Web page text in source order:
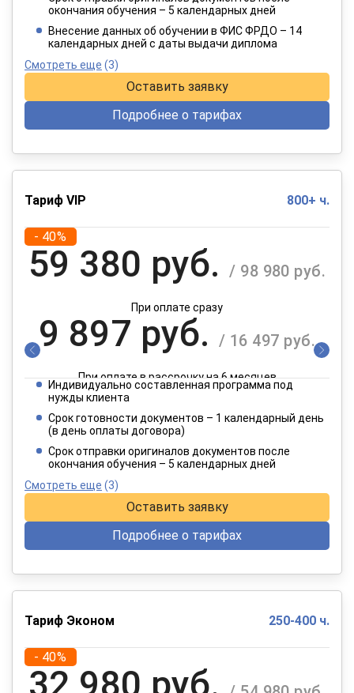
При оплате в рассрочку на 12 месяцев
окончания обучения – 5 календарных дней
Внесение данных об обучении в ФИС ФРДО – 14
календарных дней с даты выдачи диплома
Смотреть еще (3)
Оставить заявку
Подробнее о тарифах
Тариф VIP 800+ ч.
- 40%
59 380 руб. / 98 980 руб.
При оплате сразу
9 897 руб. / 16 497 руб.
При оплате в рассрочку на 6 месяцев
4 949 руб. / 8 249 руб.
При оплате в рассрочку на 12 месяцев
Индивидуально составленная программа под
нужды клиента
Срок готовности документов – 1 календарный день
(в день оплаты договора)
Срок отправки оригиналов документов после
окончания обучения – 5 календарных дней
Смотреть еще (3)
Оставить заявку
Подробнее о тарифах
Тариф Эконом 250-400 ч.
- 40%
32 980 руб.